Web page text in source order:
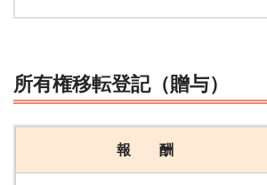
所有権移転登記（贈与）
報 酬